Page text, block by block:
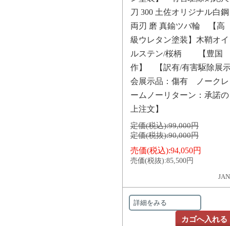
刀 300 土佐オリジナル白鋼
両刃 磨 真鍮ツバ輪 【高
級ウレタン塗装】木鞘オイ
ルステン/桜柄 【豊国
作】 【訳有/有害駆除展
会展示品：傷有 ノークレ
ームノーリターン：承諾の
上注文】
定価(税込):99,000円
定価(税抜):90,000円
売価(税込):94,050円
売価(税抜):85,500円
詳細をみる
カゴへ入れる